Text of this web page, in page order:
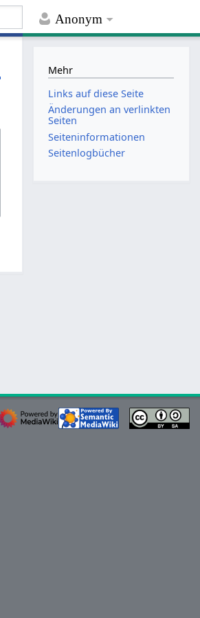
Anonym
Mehr
Links auf diese Seite
Änderungen an verlinkten
Seiten
Seiten­­informationen
Seitenlogbücher